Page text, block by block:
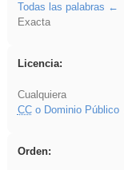
Todas las palabras
Exacta
Licencia:
Cualquiera
CCo Dominio Público
Orden: